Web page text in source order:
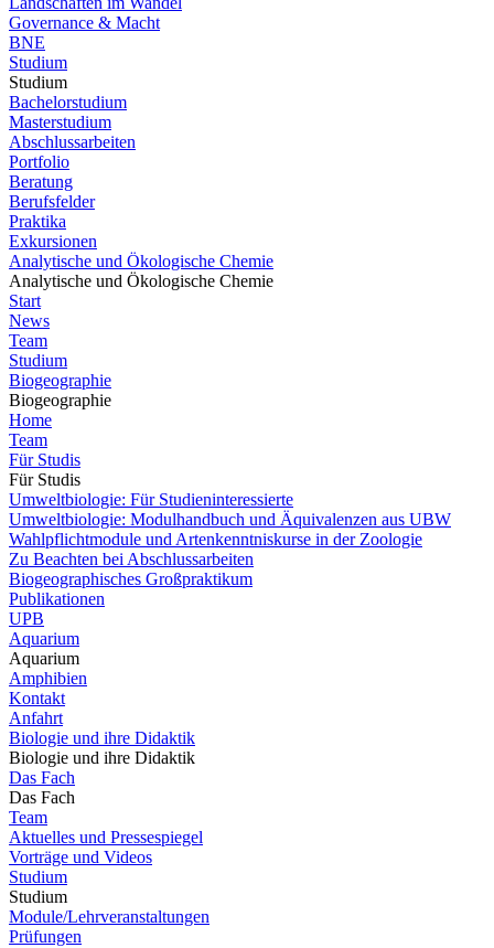
Governance & Macht
BNE
Studium
Studium
Bachelorstudium
Masterstudium
Abschlussarbeiten
Portfolio
Beratung
Berufsfelder
Praktika
Exkursionen
Analytische und Ökologische Chemie
Analytische und Ökologische Chemie
Start
News
Team
Studium
Biogeographie
Biogeographie
Home
Team
Für Studis
Für Studis
Umweltbiologie: Für Studieninteressierte
Umweltbiologie: Modulhandbuch und Äquivalenzen aus UBW
Wahlpflichtmodule und Artenkenntniskurse in der Zoologie
Zu Beachten bei Abschlussarbeiten
Biogeographisches Großpraktikum
Publikationen
UPB
Aquarium
Aquarium
Amphibien
Kontakt
Anfahrt
Biologie und ihre Didaktik
Biologie und ihre Didaktik
Das Fach
Das Fach
Team
Aktuelles und Pressespiegel
Vorträge und Videos
Studium
Studium
Module/Lehrveranstaltungen
Prüfungen